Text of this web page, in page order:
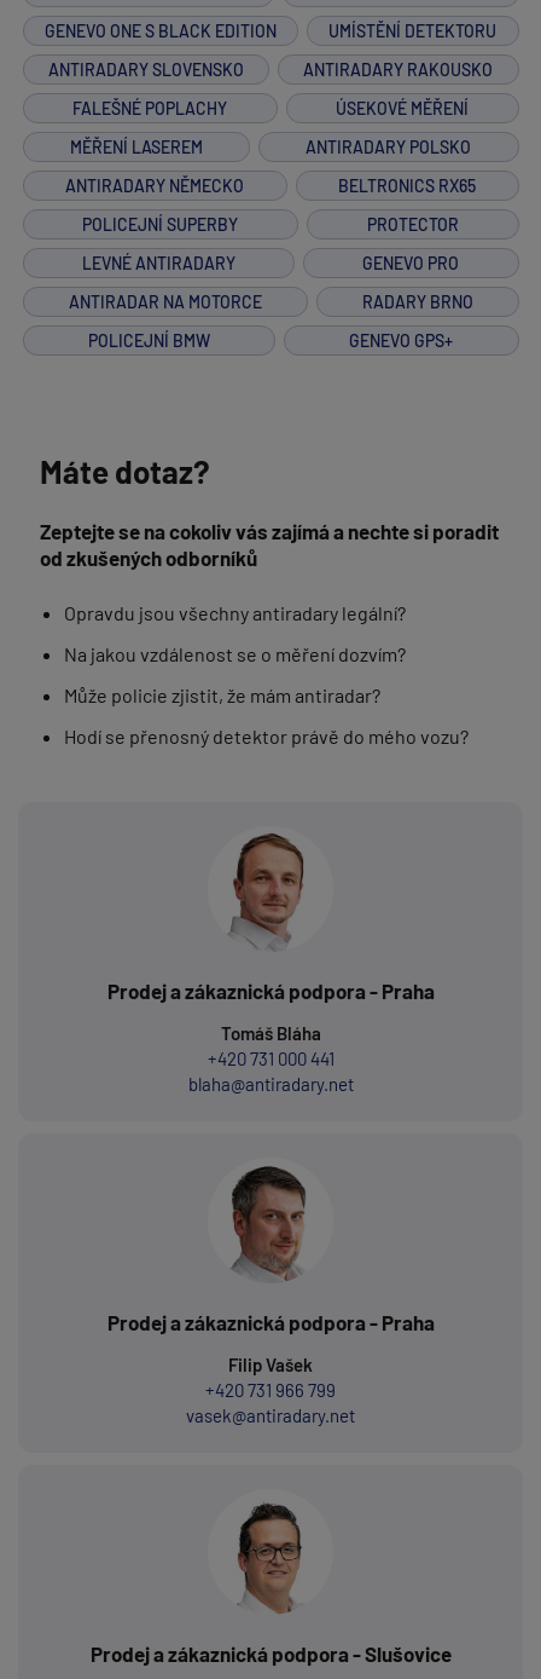
GENEVO ONE S BLACK EDITION
UMÍSTĚNÍ DETEKTORU
ANTIRADARY SLOVENSKO
ANTIRADARY RAKOUSKO
FALEŠNÉ POPLACHY
ÚSEKOVÉ MĚŘENÍ
MĚŘENÍ LASEREM
ANTIRADARY POLSKO
ANTIRADARY NĚMECKO
BELTRONICS RX65
POLICEJNÍ SUPERBY
PROTECTOR
LEVNÉ ANTIRADARY
GENEVO PRO
ANTIRADAR NA MOTORCE
RADARY BRNO
POLICEJNÍ BMW
GENEVO GPS+
Máte dotaz?
Zeptejte se na cokoliv vás zajímá a nechte si poradit
od zkušených odborníků
Opravdu jsou všechny antiradary legální?
Na jakou vzdálenost se o měření dozvím?
Může policie zjistit, že mám antiradar?
Hodí se přenosný detektor právě do mého vozu?
Prodej a zákaznická podpora - Praha
Tomáš Bláha
+420 731 000 441
blaha@antiradary.net
Prodej a zákaznická podpora - Praha
Filip Vašek
+420 731 966 799
vasek@antiradary.net
Prodej a zákaznická podpora - Slušovice